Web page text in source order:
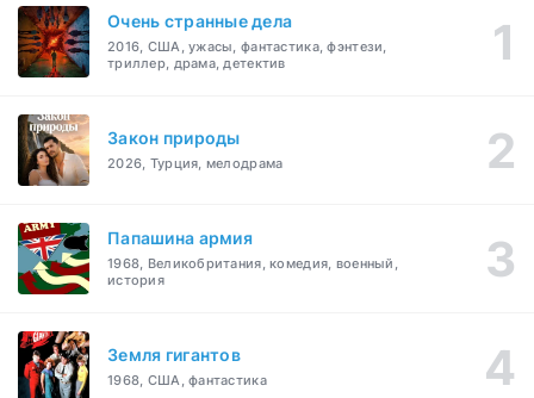
Очень странные дела
2016, США, ужасы, фантастика, фэнтези,
триллер, драма, детектив
Закон природы
2026, Турция, мелодрама
Папашина армия
1968, Великобритания, комедия, военный,
история
Земля гигантов
1968, США, фантастика